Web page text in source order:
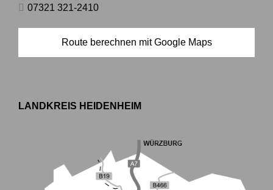
07321 321-2410
Route berechnen mit Google Maps
LANDKREIS HEIDENHEIM